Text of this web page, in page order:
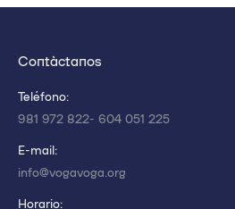
Contáctanos
Teléfono:
981 972 822- 604 051 225
E-mail:
info@vogavoga.org
Horario: